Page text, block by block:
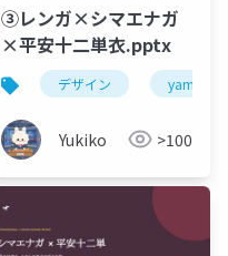
③レンガ×シマエナガ
×平安十二単衣.pptx
デザイン yaml
Yukiko >100